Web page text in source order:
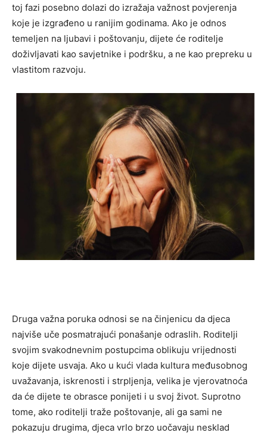
toj fazi posebno dolazi do izražaja važnost povjerenja
koje je izgrađeno u ranijim godinama. Ako je odnos
temeljen na ljubavi i poštovanju, dijete će roditelje
doživljavati kao savjetnike i podršku, a ne kao prepreku u
vlastitom razvoju.
Druga važna poruka odnosi se na činjenicu da djeca
najviše uče posmatrajući ponašanje odraslih. Roditelji
svojim svakodnevnim postupcima oblikuju vrijednosti
koje dijete usvaja. Ako u kući vlada kultura međusobnog
uvažavanja, iskrenosti i strpljenja, velika je vjerovatnoća
da će dijete te obrasce ponijeti i u svoj život. Suprotno
tome, ako roditelji traže poštovanje, ali ga sami ne
pokazuju drugima, djeca vrlo brzo uočavaju nesklad